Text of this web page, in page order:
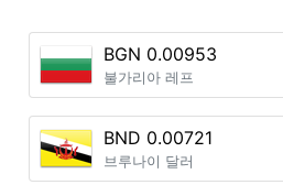
BGN 0.00953
불가리아 레프
BND 0.00721
브루나이 달러